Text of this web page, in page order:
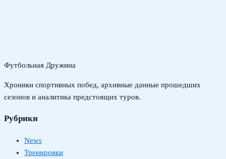
Футбольная Дружина
Хроники спортивных побед, архивные данные прошедших
сезонов и аналитика предстоящих туров.
Рубрики
News
Тренировки